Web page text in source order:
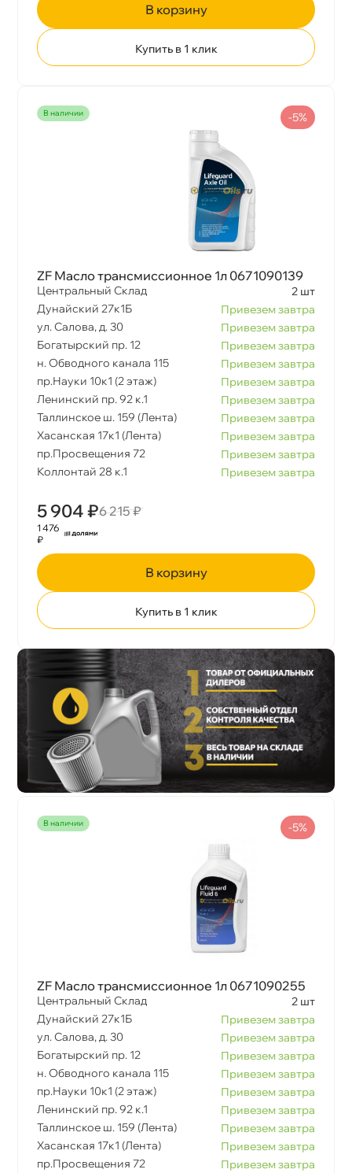
корзину
Купить в 1 клик
наличии
ZF Масло трансмиссионное 1л 0671090139
Центральный Склад
2 шт
Дунайский 27к1Б
Привезем завтра
ул. Салова, д. 30
Привезем завтра
Богатырский пр. 12
Привезем завтра
н. Обводного канала 115
Привезем завтра
пр.Науки 10к1 (2 этаж)
Привезем завтра
Ленинский пр. 92 к.1
Привезем завтра
Таллинское ш. 159 (Лента)
Привезем завтра
Хасанская 17к1 (Лента)
Привезем завтра
пр.Просвещения 72
Привезем завтра
Коллонтай 28 к.1
Привезем завтра
5 904 ₽6 215 ₽
-5%
1 476
₽
корзину
Купить в 1 клик
наличии
ZF Масло трансмиссионное 1л 0671090255
Центральный Склад
2 шт
Дунайский 27к1Б
Привезем завтра
ул. Салова, д. 30
Привезем завтра
Богатырский пр. 12
Привезем завтра
н. Обводного канала 115
Привезем завтра
пр.Науки 10к1 (2 этаж)
Привезем завтра
Ленинский пр. 92 к.1
Привезем завтра
Таллинское ш. 159 (Лента)
Привезем завтра
Хасанская 17к1 (Лента)
Привезем завтра
пр.Просвещения 72
Привезем завтра
-5%